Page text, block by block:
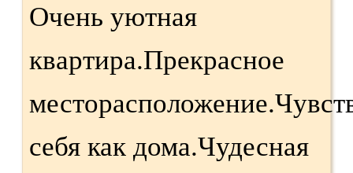
Очень уютная
квартира.Прекрасное
себя как дома.Чудесная